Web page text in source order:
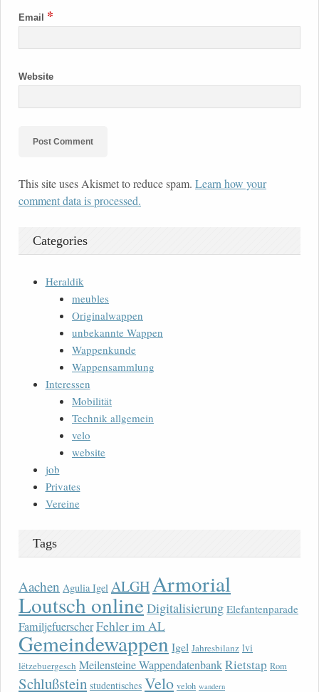
Email *
Website
This site uses Akismet to reduce spam. Learn how your
comment data is processed.
Categories
Heraldik
meubles
Originalwappen
unbekannte Wappen
Wappenkunde
Wappensammlung
Interessen
Mobilität
Technik allgemein
velo
website
job
Privates
Vereine
Tags
Aachen Agulia Igel ALGHArmorial
Loutsch onlineDigitalisierung Elefantenparade
FamiljefuerscherFehler im AL
Gemeindewappen Igel Jahresbilanz lvi
lëtzebuergesch Meilensteine WappendatenbankRietstap Rom
Schlußstein studentisches Velo veloh wandern